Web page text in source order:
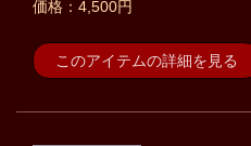
価格：4,500円
このアイテムの詳細を見る